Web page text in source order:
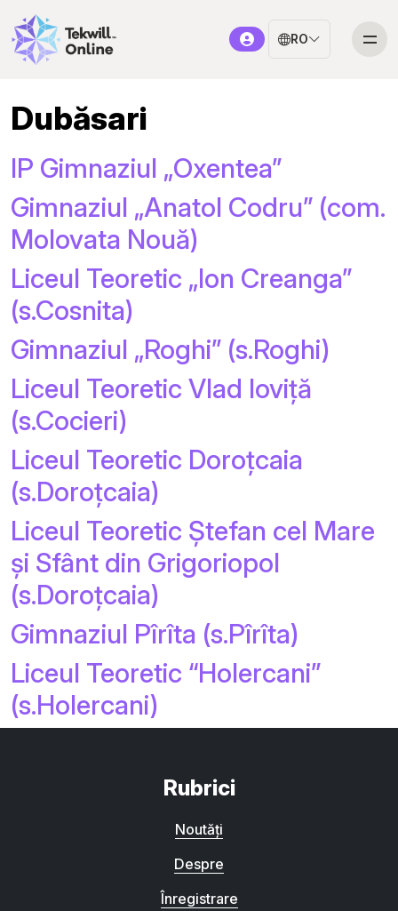
RO
Dubăsari
IP Gimnaziul „Oxentea”
Gimnaziul „Anatol Codru” (com.
Molovata Nouă)
Liceul Teoretic „Ion Creanga”
(s.Cosnita)
Gimnaziul „Roghi” (s.Roghi)
Liceul Teoretic Vlad Ioviță
(s.Cocieri)
Liceul Teoretic Doroțcaia
(s.Doroțcaia)
Liceul Teoretic Ștefan cel Mare
și Sfânt din Grigoriopol
(s.Doroțcaia)
Gimnaziul Pîrîta (s.Pîrîta)
Liceul Teoretic “Holercani”
(s.Holercani)
Rubrici
Noutăți
Despre
Înregistrare